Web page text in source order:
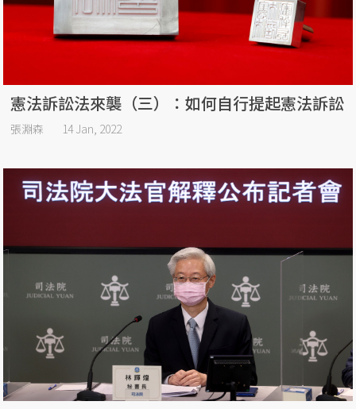
憲法訴訟法來襲（三）：如何自行提起憲法訴訟
張淵森 14 Jan, 2022